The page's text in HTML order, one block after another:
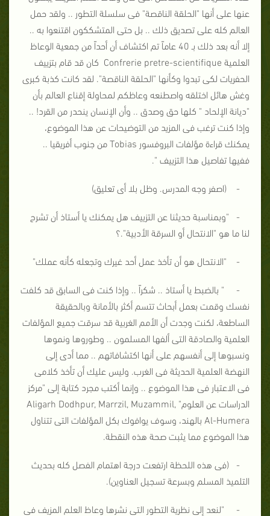
عنها على أنها "الحلقة الناقصة" فى سلسلة التطور .. ولقد حمل
العالم كله على تصديق ذلك .. بل حتى المتشككون اقتنعوا به ..
إلا أنه بعد ذلك بـ 40 عاماً تم اكتشاف أن أحداً من جمعية الوعاظ
العلمية Confrerie pretre-scientifique كان قد قام بتزييف
الحفريات لكى تبدوا وكأنها "الحلقة الناقصة". لقد كانت كذبة كبرى
وغش هائل اختلقه واصطنعه وعاظكم لمحاولة إقناع العالم بأن
"ديانة الإلحاد " كلها حق وصدق .. وأن الإنسان ينحدر من القرد! ..
وإذا كنت ترغب فى المزيد من التوضيحات عن هذا الموضوع،
يمكنك قراءة مؤلفات البروفسور Tobias من جنوب أفريقيا ..
ففيها تفاصيل هذا التزييف ".
- (اصفر وجه المدرس. وظل بلا أى تعليق)
- "وبمناسبة حديثنا عن التزييف هل يمكنك يا أستاذ أن تشرح
لنا ما هو "الانتحال أو السرقة الأدبية".؟
- "الانتحال هو أن تأخذ عمل أحد غيرك وتجعله كأنه عملك"
- " بالضبط يا أستاذ .. شكراً .. وإذا كنت فى السابق قد كلفت
نفسك وقمت بعمل أبحاث تتسم أكثر بالأمانة وبالحقيقة
الساطعة، لكنت وجدت أن الأمم الغربية قد سرقت جميع المؤلفات
العلمية والصادقة التى ألفها المسلمون .. وطوروها ونموها
ونسبوها إلى أنفسهم على أنها اكتشافاتهم .. مما أدى إلى
النهضة العلمية الحديثة فى الغرب. وليس عليك أن تأخذ كلامى
فى الاعتبار فى هذا الموضوع .. وإنما أكتب مجرد كتابة إلى "مركز
الدراسات عن العلوم" Aligarh Dodhpur, Marrzil, Muzammil,
Al-Humera بالهند، وسوف يوافوك بكل المؤلفات التى تتناول
هذا الموضوع مما يثبت صحة هذه النقطة.
- (فى هذه اللحظة ارتفعت درجة اهتمام الفصل كله بحديث
التلميذ المسلم وبسرعة تسجيل العناوين).
- "لنعد إلى نظرية التطور التى نشرها وعاظ العلم المزيف فى